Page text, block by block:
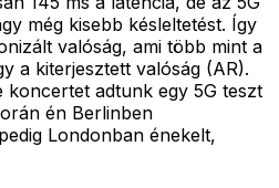
még kisebb késleltetést. Így
valóság, ami több mint a
a kiterjesztett valóság (AR).
koncertet adtunk egy 5G teszt
én Berlinben
Londonban énekelt,